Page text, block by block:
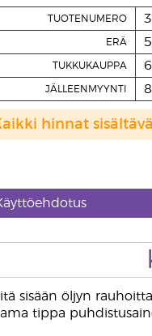
TUOTENUMERO
ERÄ
TUKKUKAUPPA
JÄLLEENMYYNTI
hinnat
sisään öljyn
tippa